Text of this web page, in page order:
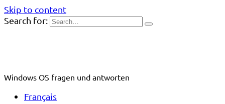
Skip to content
Search for:
Windows OS fragen und antworten
Français